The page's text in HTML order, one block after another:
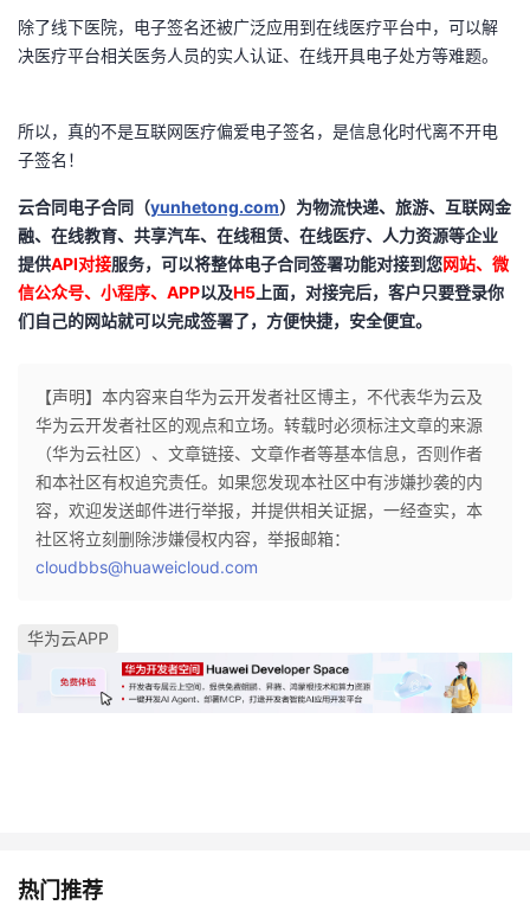
除了线下医院，电子签名还被广泛应用到在线医疗平台中，可以解
决医疗平台相关医务人员的实人认证、在线开具电子处方等难题。
所以，真的不是互联网医疗偏爱电子签名，是信息化时代离不开电
子签名！
云合同电子合同（yunhetong.com）为物流快递、旅游、互联网金
融、在线教育、共享汽车、在线租赁、在线医疗、人力资源等企业
提供API对接服务，可以将整体电子合同签署功能对接到您网站、微
信公众号、小程序、APP以及H5 上面，对接完后，客户只要登录你
们自己的网站就可以完成签署了，方便快捷，安全便宜。
【声明】本内容来自华为云开发者社区博主，不代表华为云及
华为云开发者社区的观点和立场。转载时必须标注文章的来源
（华为云社区）、文章链接、文章作者等基本信息，否则作者
和本社区有权追究责任。如果您发现本社区中有涉嫌抄袭的内
容，欢迎发送邮件进行举报，并提供相关证据，一经查实，本
社区将立刻删除涉嫌侵权内容，举报邮箱：
cloudbbs@huaweicloud.com
华为云APP
热门推荐